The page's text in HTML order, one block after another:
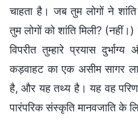
चाहता है। जब तुम लोगों ने शांति
तुम लोगों को शांति मिली?
विपरीत तुम्हारे प्रयास
कड़वाहट का एक असीम सागर
है, और यह तथ्य है। यह वह
पारंपरिक संस्कृति मानवजाति के